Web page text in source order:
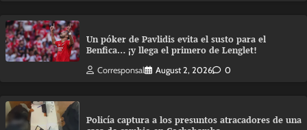
Un póker de Pavlidis evita el susto para el
Benfica… ¡y llega el primero de Lenglet!
Corresponsal August 2, 2026 0
Policía captura a los presuntos atracadores de una